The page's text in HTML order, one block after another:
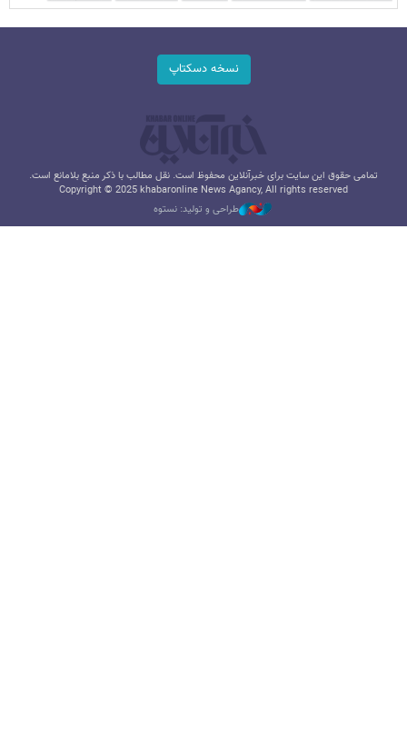
نسخه دسکتاپ
تمامی حقوق این سایت برای خبرآنلاین محفوظ است. نقل مطالب با ذکر منبع بلامانع است.
Copyright © 2025 khabaronline News Agancy, All rights reserved
طراحی و تولید: نستوه